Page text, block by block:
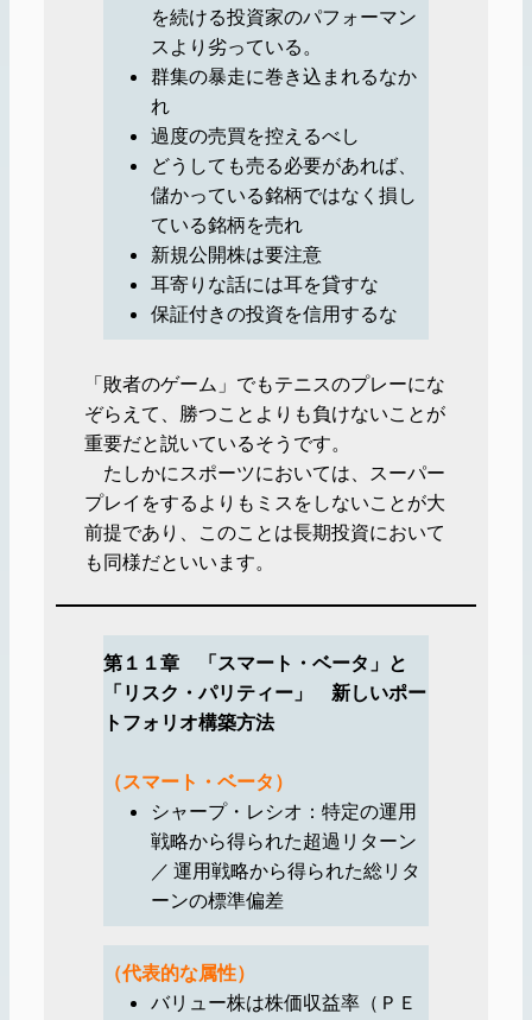
を続ける投資家のパフォーマン
スより劣っている。
群集の暴走に巻き込まれるなか
れ
過度の売買を控えるべし
どうしても売る必要があれば、
儲かっている銘柄ではなく損し
ている銘柄を売れ
新規公開株は要注意
耳寄りな話には耳を貸すな
保証付きの投資を信用するな
「敗者のゲーム」でもテニスのプレーにな
ぞらえて、勝つことよりも負けないことが
重要だと説いているそうです。
たしかにスポーツにおいては、スーパー
プレイをするよりもミスをしないことが大
前提であり、このことは長期投資において
も同様だといいます。
第１１章 「スマート・ベータ」と
「リスク・パリティー」 新しいポー
トフォリオ構築方法
（スマート・ベータ）
シャープ・レシオ：特定の運用
戦略から得られた超過リターン
／ 運用戦略から得られた総リタ
ーンの標準偏差
（代表的な属性）
バリュー株は株価収益率（ＰＥ